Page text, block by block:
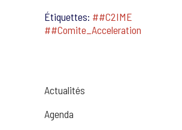
Étiquettes: ##C2IME
##Comite_Acceleration
Actualités
Agenda